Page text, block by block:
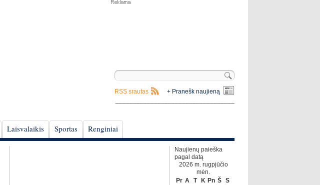
+ Pranešk naujieną
RSS srautas
Laisvalaikis Sportas Renginiai
Naujienų paieška
pagal datą
2026 m. rugpjūčio
mėn.
Pr A T K Pn Š S